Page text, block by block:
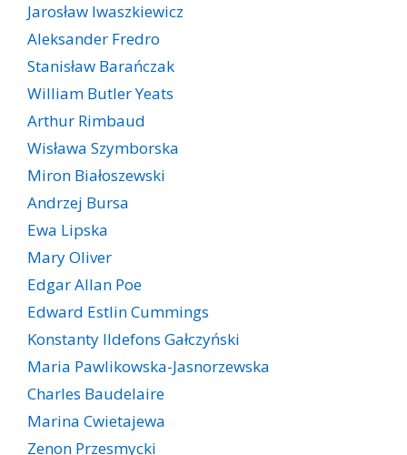
Jarosław Iwaszkiewicz
Aleksander Fredro
Stanisław Barańczak
William Butler Yeats
Arthur Rimbaud
Wisława Szymborska
Miron Białoszewski
Andrzej Bursa
Ewa Lipska
Mary Oliver
Edgar Allan Poe
Edward Estlin Cummings
Konstanty Ildefons Gałczyński
Maria Pawlikowska-Jasnorzewska
Charles Baudelaire
Marina Cwietajewa
Zenon Przesmycki